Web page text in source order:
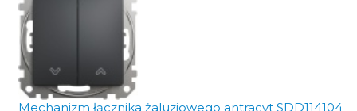
Mechanizm łącznika żaluzjowego antracyt SDD114104